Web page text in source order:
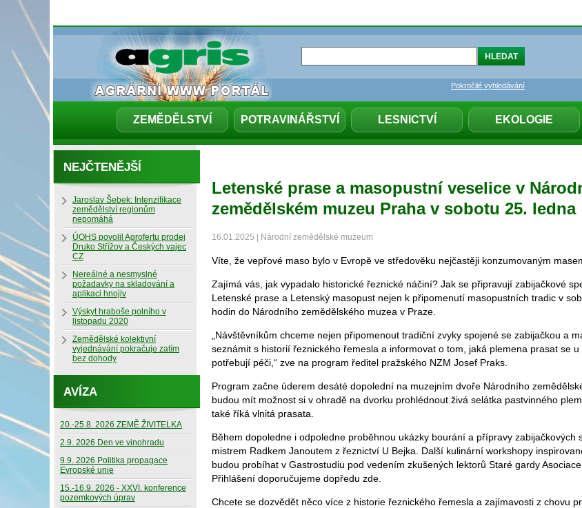
ZEMĚDĚLSTVÍ POTRAVINÁŘSTVÍ LESNICTVÍ EKOLOGIE
Pokročilé vyhledávání
Letenské prase a masopustní veselice v
zemědělském muzeu Praha v sobotu 25. ledna
16.01.2025 | Národní zemědělské muzeum
Víte, že vepřové maso bylo v Evropě ve středověku nejčastěji konzumovaným
Zajímá vás, jak vypadalo historické řeznické náčiní? Jak se připravují zabijačkové
Letenské prase a Letenský masopust nejen k připomenutí masopustních tradic v
hodin do Národního zemědělského muzea v Praze.
„Návštěvníkům chceme nejen připomenout tradiční zvyky spojené se zabijačkou a
seznámit s historií řeznického řemesla a informovat o tom, jaká plemena prasat se
potřebují péči,“ zve na program ředitel pražského NZM Josef Praks.
Program začne úderem desáté dopolední na muzejním dvoře Národního
budou mít možnost si v ohradě na dvorku prohlédnout živá selátka pastvinného
také říká vlnitá prasata.
Během dopoledne i odpoledne proběhnou ukázky bourání a přípravy zabijačkových
mistrem Radkem Janoutem z řeznictví U Bejka. Další kulinární workshopy
budou probíhat v Gastrostudiu pod vedením zkušených lektorů Staré gardy
Přihlášení doporučujeme dopředu zde.
Chcete se dozvědět něco více z historie řeznického řemesla a zajímavosti z chovu
NEJČTENĚJŠÍ
Jaroslav Šebek: Intenzifikace
zemědělství regionům
nepomáhá
ÚOHS povolil Agrofertu prodej
Druko Střížov a Českých vajec
CZ
Nereálné a nesmyslné
požadavky na skladování a
aplikaci hnojiv
Výskyt hraboše polního v
listopadu 2020
Zemědělské kolektivní
vyjednávání pokračuje zatím
bez dohody
AVÍZA
20.-25.8. 2026 ZEMĚ ŽIVITELKA
2.9. 2026 Den ve vinohradu
9.9. 2026 Politika propagace
Evropské unie
15.-16.9. 2026 - XXVI. konference
pozemkových úprav